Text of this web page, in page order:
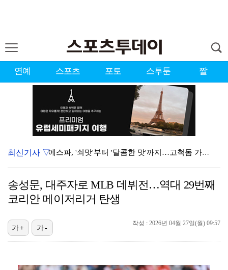
연예 스포츠 포토 스투툰 짤
에스파, '쇠맛'부터 '달콤한 맛'까지…고척돔 가득 채…
'리그 2연패 정조준' 아스널, 뉴캐슬서 기마랑이스 영…
에스파 고척돔 공연에 반가운 얼굴…아이들 미연·트와이스…
박지민 아나운서 "발리까지 갔는데…'피의 게임2' 출연…
최신기사 ▽
송성문, 대주자로 MLB 데뷔전…역대 29번째
코리안 메이저리거 탄생
작성 : 2026년 04월 27일(월) 09:57
가+ 가-